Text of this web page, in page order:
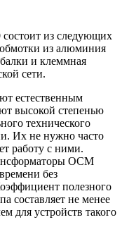
из следующих
из алюминия
и клеммная
сети.
естественным
высокой степенью
технического
Их не нужно часто
работу с ними.
ОСМ
без
полезного
составляет не менее
для устройств такого